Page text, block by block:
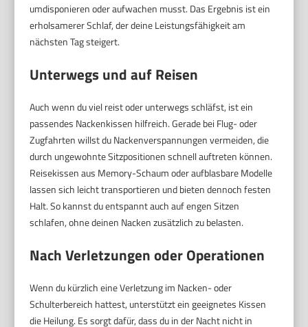
umdisponieren oder aufwachen musst. Das Ergebnis ist ein
erholsamerer Schlaf, der deine Leistungsfähigkeit am
nächsten Tag steigert.
Unterwegs und auf Reisen
Auch wenn du viel reist oder unterwegs schläfst, ist ein
passendes Nackenkissen hilfreich. Gerade bei Flug- oder
Zugfahrten willst du Nackenverspannungen vermeiden, die
durch ungewohnte Sitzpositionen schnell auftreten können.
Reisekissen aus Memory-Schaum oder aufblasbare Modelle
lassen sich leicht transportieren und bieten dennoch festen
Halt. So kannst du entspannt auch auf engen Sitzen
schlafen, ohne deinen Nacken zusätzlich zu belasten.
Nach Verletzungen oder Operationen
Wenn du kürzlich eine Verletzung im Nacken- oder
Schulterbereich hattest, unterstützt ein geeignetes Kissen
die Heilung. Es sorgt dafür, dass du in der Nacht nicht in